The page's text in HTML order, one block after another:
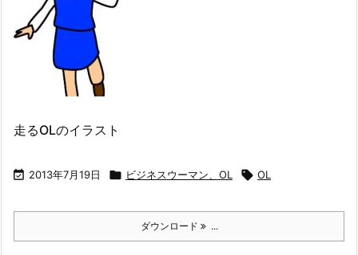
走るOLのイラスト
 2013年7月19日  ビジネスウーマン、OL  OL
ダウンロード ...